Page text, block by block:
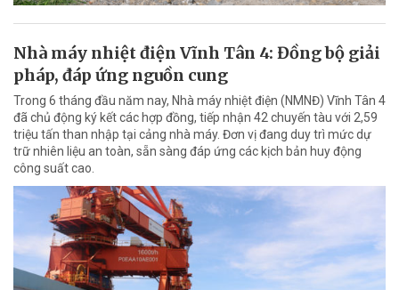
Nhà máy nhiệt điện Vĩnh Tân 4: Đồng bộ giải
pháp, đáp ứng nguồn cung
Trong 6 tháng đầu năm nay, Nhà máy nhiệt điện (NMNĐ) Vĩnh Tân 4
đã chủ động ký kết các hợp đồng, tiếp nhận 42 chuyến tàu với 2,59
triệu tấn than nhập tại cảng nhà máy. Đơn vị đang duy trì mức dự
trữ nhiên liệu an toàn, sẵn sàng đáp ứng các kịch bản huy động
công suất cao.